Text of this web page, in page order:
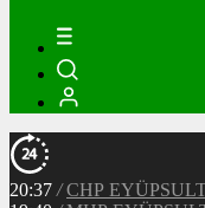
20:37 / CHP